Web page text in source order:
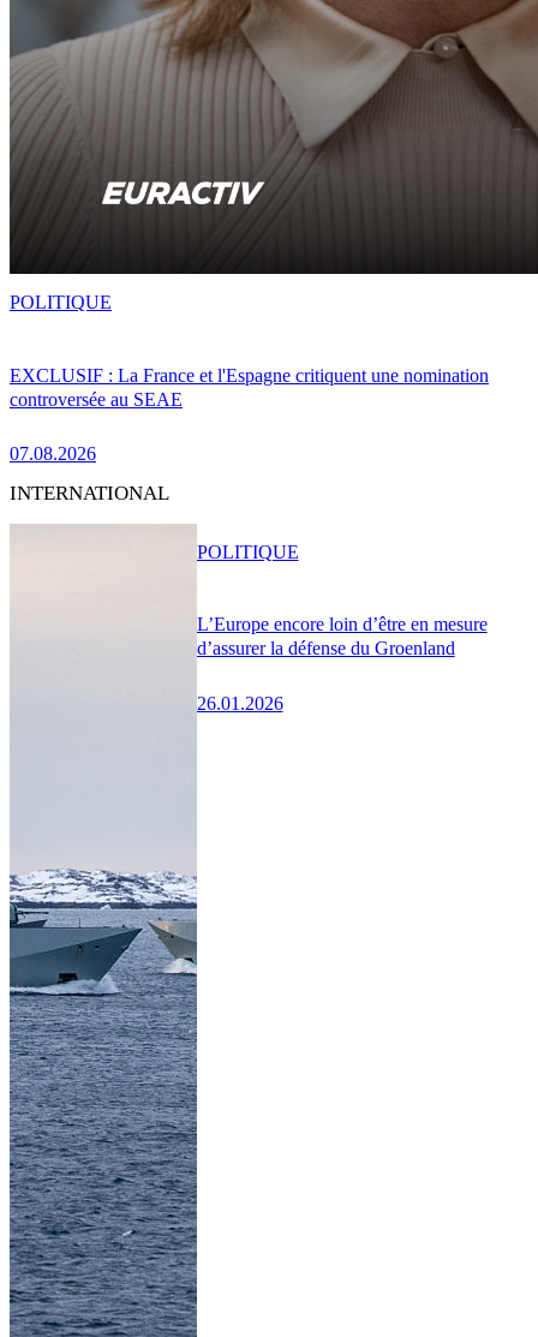
EXCLUSIF : La France et l'Espagne critiquent une nomination
controversée au SEAE
07.08.2026
POLITIQUE
INTERNATIONAL
L’Europe encore loin d’être en mesure
d’assurer la défense du Groenland
26.01.2026
POLITIQUE